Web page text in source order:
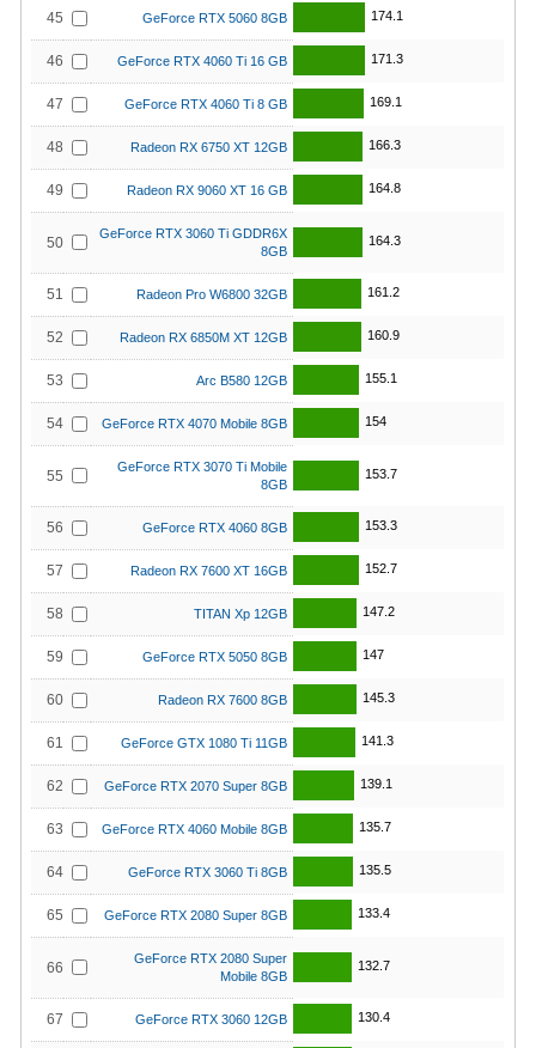
45 GeForce RTX 5060 8GB 174.1
46 GeForce RTX 4060 Ti 16 GB 171.3
47 GeForce RTX 4060 Ti 8 GB 169.1
48 Radeon RX 6750 XT 12GB 166.3
49 Radeon RX 9060 XT 16 GB 164.8
50
GeForce RTX 3060 Ti GDDR6X
8GB
164.3
51 Radeon Pro W6800 32GB 161.2
52 Radeon RX 6850M XT 12GB 160.9
53 Arc B580 12GB 155.1
54 GeForce RTX 4070 Mobile 8GB 154
55
GeForce RTX 3070 Ti Mobile
8GB
153.7
56 GeForce RTX 4060 8GB 153.3
57 Radeon RX 7600 XT 16GB 152.7
58 TITAN Xp 12GB 147.2
59 GeForce RTX 5050 8GB 147
60 Radeon RX 7600 8GB 145.3
61 GeForce GTX 1080 Ti 11GB 141.3
62 GeForce RTX 2070 Super 8GB 139.1
63 GeForce RTX 4060 Mobile 8GB 135.7
64 GeForce RTX 3060 Ti 8GB 135.5
65 GeForce RTX 2080 Super 8GB 133.4
66
GeForce RTX 2080 Super
Mobile 8GB
132.7
67 GeForce RTX 3060 12GB 130.4